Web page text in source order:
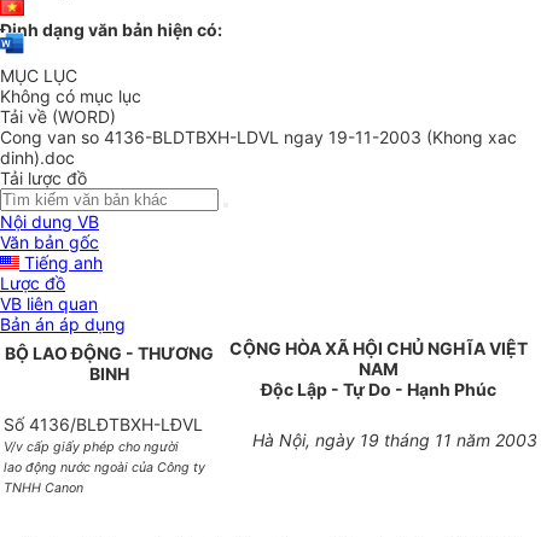
Định dạng văn bản hiện có:
MỤC LỤC
Không có mục lục
Tải về (WORD)
Cong van so 4136-BLDTBXH-LDVL ngay 19-11-2003 (Khong xac
dinh).doc
Tải lược đồ
Nội dung VB
Văn bản gốc
Tiếng anh
Lược đồ
VB liên quan
Bản án áp dụng
BỘ LAO ĐỘNG - THƯƠNG
BINH
CỘNG HÒA XÃ HỘI CHỦ NGHĨA VIỆT
NAM
Độc Lập - Tự Do - Hạnh Phúc
Số 4136/BLĐTBXH-LĐVL
V/v cấp giấy phép cho người
lao động nước ngoài của Công ty
TNHH Canon
Hà Nội, ngày 19 tháng 11 năm 2003